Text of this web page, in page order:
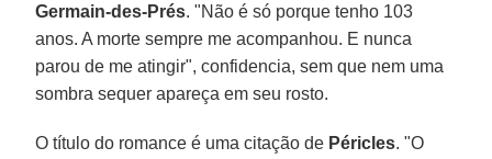
Germain-des-Prés. "Não é só porque tenho 103
anos. A morte sempre me acompanhou. E nunca
parou de me atingir", confidencia, sem que nem uma
sombra sequer apareça em seu rosto.
O título do romance é uma citação de Péricles. "O